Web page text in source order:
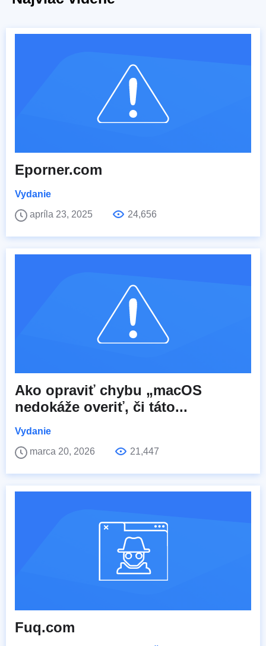
Eporner.com
Vydanie
apríla 23, 2025
24,656
Ako opraviť chybu „macOS
nedokáže overiť, či táto...
Vydanie
marca 20, 2026
21,447
Fuq.com